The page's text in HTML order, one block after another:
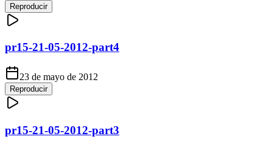
Reproducir
pr15-21-05-2012-part4
23 de mayo de 2012
Reproducir
pr15-21-05-2012-part3